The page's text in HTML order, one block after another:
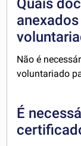
Quais
Não é
voluntariado
É